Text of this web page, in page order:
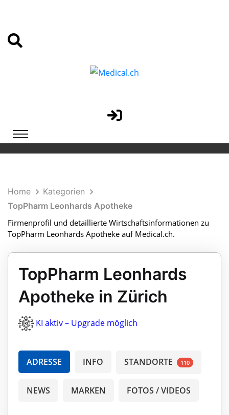
Home
Kategorien
TopPharm Leonhards Apotheke
Firmenprofil und detaillierte Wirtschaftsinformationen zu
TopPharm Leonhards Apotheke auf Medical.ch.
TopPharm Leonhards
Apotheke in Zürich
KI aktiv – Upgrade möglich
ADRESSE INFO STANDORTE 110
NEWS MARKEN FOTOS / VIDEOS